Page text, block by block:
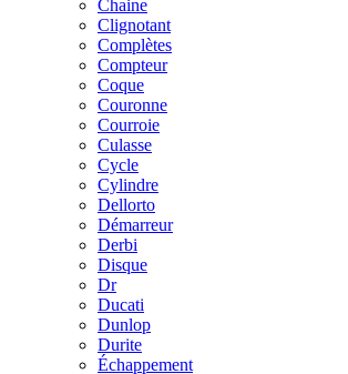
Chaine
Clignotant
Complètes
Compteur
Coque
Couronne
Courroie
Culasse
Cycle
Cylindre
Dellorto
Démarreur
Derbi
Disque
Dr
Ducati
Dunlop
Durite
Échappement